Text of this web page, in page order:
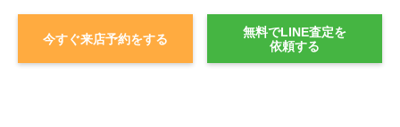
今すぐ来店予約をする
無料でLINE査定を
依頼する